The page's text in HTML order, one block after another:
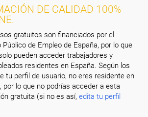
DE CALIDAD 100%
gratuitos son financiados por el
Público de Empleo de España, por lo que
pueden acceder trabajadores y
residentes en España. Según los
tu perfil de usuario, no eres residente en
por lo que no podrías acceder a esta
gratuita (si no es así,edita tu perfil